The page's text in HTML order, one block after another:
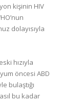
kişinin HIV
dolayısıyla
hızıyla
öncesi ABD
bulaştığı
bu kadar